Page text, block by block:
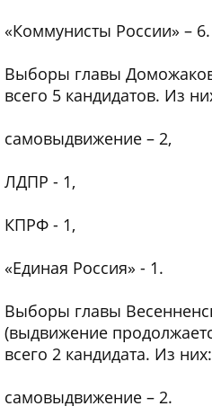
«Коммунисты России» – 6.
Выборы главы
всего 5 кандидатов. Из
самовыдвижение – 2,
ЛДПР - 1,
КПРФ - 1,
«Единая Россия» - 1.
Выборы главы
(выдвижение
всего 2 кандидата. Из них:
самовыдвижение – 2.